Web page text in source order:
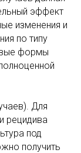
эффект
изменения и
по типу
формы
Для
рецидива
под
получить